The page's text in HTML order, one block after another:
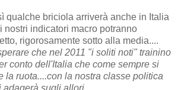
qualche briciola arriverà anche in Italia
nostri indicatori macro potranno
rigorosamente sotto alla media....
che nel 2011 "i soliti noti" trainino
conto dell'Italia che come sempre si
la ruota....con la nostra classe politica